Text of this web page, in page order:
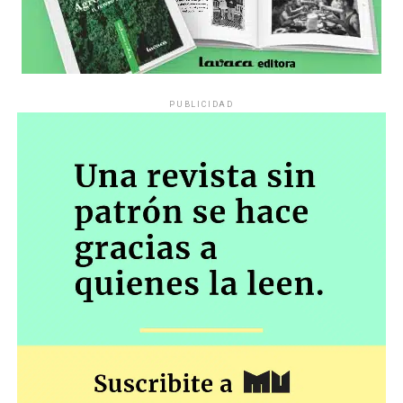
planteo de inconstitucionalidad de la Resolución 943/23
(Protocolo de Seguridad)”.
«Esto así vista la finalidad de la acción de amparo que ‘…
actual o inminente, lesione, restrinja, altere o amenace,
garantías explícita o implícitamente reconocidas por la
Constitución Nacional, con excepción de la libertad
individual tutelada por el habeas corpus…» y en
resguardo de los derechos establecidos en la
Constitución Nacional”.
El miércoles será una nueva oportunidad para
comprobar hasta dónde el gobierno insiste en una
política que tiende a convertirá los jubilados en
marginados sociales, y para confirmar –en el caso del
poder judicial– cuál es la distancia entre las palabras y
PUBLICIDAD